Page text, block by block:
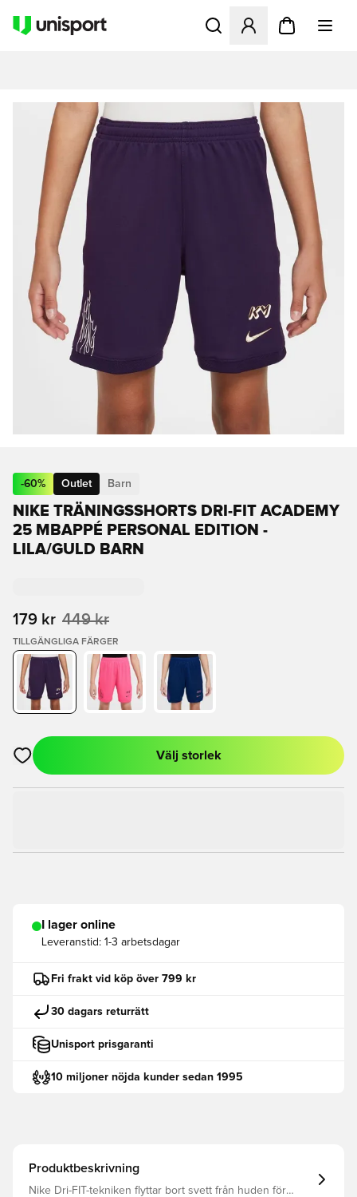
Öppnar en Modal för att
-60% Outlet Barn
NIKE TRÄNINGSSHORTS DRI-FIT ACADEMY
25 MBAPPÉ PERSONAL EDITION -
LILA/GULD BARN
179 kr 449 kr
TILLGÄNGLIGA FÄRGER
Öppnar en Modal för att logga in eller registrera dig som
Välj storlek
I lager online
Leveranstid: 1-3 arbetsdagar
Fri frakt vid köp över 799 kr
30 dagars returrätt
Unisport prisgaranti
10 miljoner nöjda kunder sedan 1995
Produktbeskrivning
Nike Dri-FIT-tekniken flyttar bort svett från huden för